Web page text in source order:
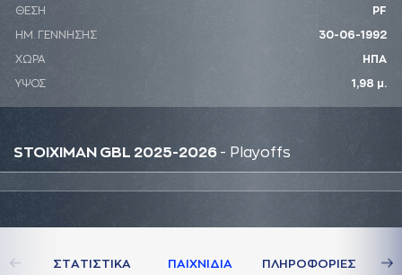
ΘΕΣΗ PF
ΗΜ. ΓΕΝΝΗΣΗΣ 30-06-1992
ΧΩΡΑ ΗΠΑ
ΥΨΟΣ 1,98 μ.
STOIXIMAN GBL 2025-2026 - Playoffs
ΣΤAΤΙΣΤΙΚA ΠAΙΧΝΙΔΙA ΠΛΗΡΟΦΟΡΙΕΣ